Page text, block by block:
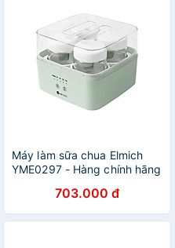
Máy làm sữa chua Elmich
YME0297 - Hàng chính hãng
703.000 đ